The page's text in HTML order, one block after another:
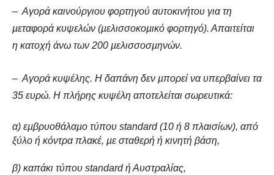
– Αγορά καινούργιου φορτηγού αυτοκινήτου για τη
µεταφορά κυψελών (µελισσοκοµικό φορτηγό). Απαιτείται
η κατοχή άνω των 200 µελισσοσµηνών.
– Αγορά κυψέλης. Η δαπάνη δεν µπορεί να υπερβαίνει τα
35 ευρώ. Η πλήρης κυψέλη αποτελείται σωρευτικά:
α) εµβρυοθάλαµο τύπου standard (10 ή 8 πλαισίων), από
ξύλο ή κόντρα πλακέ, µε σταθερή ή κινητή βάση,
β) καπάκι τύπου standard ή Αυστραλίας,